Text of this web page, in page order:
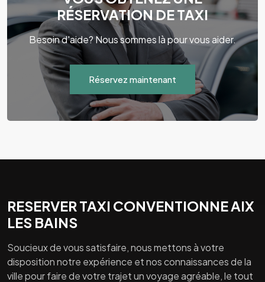
RÉSERVATION DE TAXI
Besoin d'aide? Nous sommes là pour vous aider.
Réservez maintenant
RESERVER TAXI CONVENTIONNE AIX
LES BAINS
Soucieux de vous satisfaire, nous mettons à votre
disposition notre expérience et nos connaissances de la
ville pour faire de votre trajet un voyage agréable, le tout